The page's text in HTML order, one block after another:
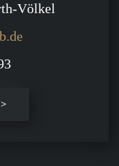
Völkel